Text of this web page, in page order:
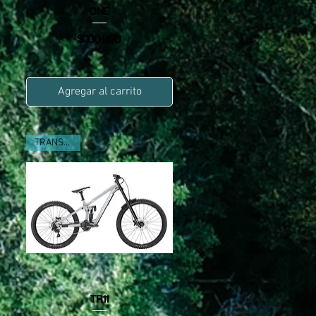
Vista rápida
ONE
Precio
$100.000
Agregar al carrito
Vista rápida
TRANSITION
TR11